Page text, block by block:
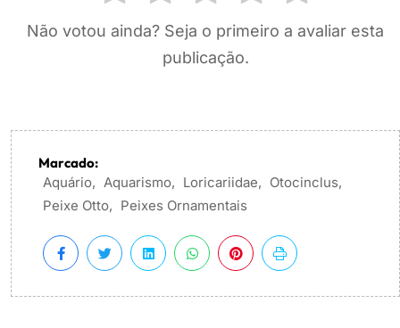
Não votou ainda? Seja o primeiro a avaliar esta
publicação.
Marcado:
Aquário, Aquarismo, Loricariidae, Otocinclus,
Peixe Otto, Peixes Ornamentais